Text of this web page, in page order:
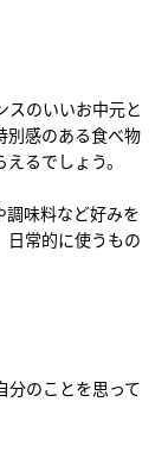
スのいいお中元と
別感のある食べ物
るでしょう。
調味料など好みを
日常的に使うもの
分のことを思って